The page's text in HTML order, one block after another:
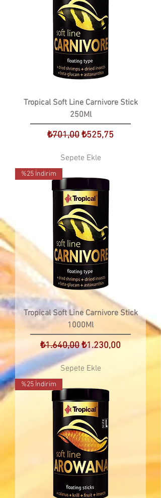
Tropical Soft Line Carnivore Stick
250Ml
Normal Fiyat
₺701,00İndirimli Fiyat
₺525,75
Sepete Ekle
%25 İndirim
Tropical Soft Line Carnivore Stick
1000Ml
Normal Fiyat
₺1.640,00İndirimli Fiyat
₺1.230,00
Sepete Ekle
%25 İndirim